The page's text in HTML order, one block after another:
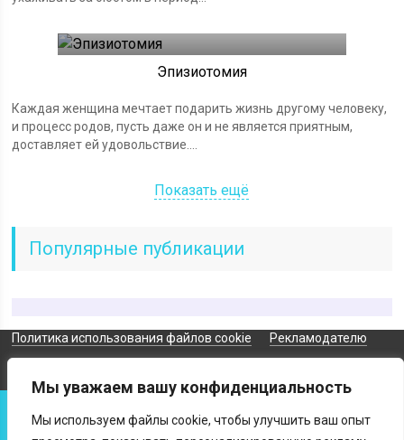
Мы уважаем вашу конфиденциальность
Мы используем файлы cookie, чтобы улучшить ваш опыт
Эпизиотомия
Каждая женщина мечтает подарить жизнь другому человеку,
и процесс родов, пусть даже он и не является приятным,
доставляет ей удовольствие....
Показать ещё
Популярные публикации
Политика использования файлов cookie
Рекламодателю
© 2026 Все права защищены. Сайт может содержать материалы 18+.